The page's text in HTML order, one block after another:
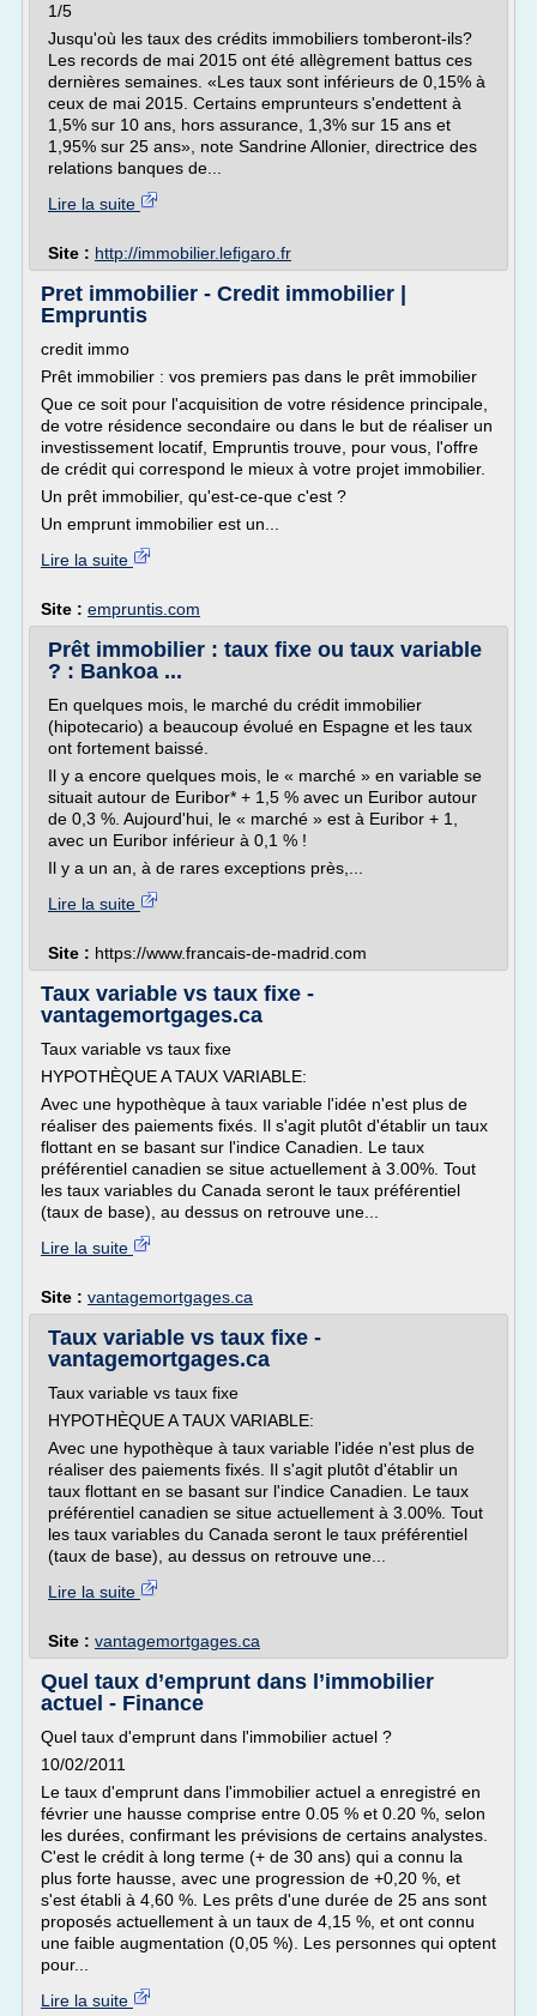
1/5
Jusqu'où les taux des crédits immobiliers tomberont-ils?
Les records de mai 2015 ont été allègrement battus ces
dernières semaines. «Les taux sont inférieurs de 0,15% à
ceux de mai 2015. Certains emprunteurs s'endettent à
1,5% sur 10 ans, hors assurance, 1,3% sur 15 ans et
1,95% sur 25 ans», note Sandrine Allonier, directrice des
relations banques de...
Lire la suite
Site : http://immobilier.lefigaro.fr
Pret immobilier - Credit immobilier |
Empruntis
credit immo
Prêt immobilier : vos premiers pas dans le prêt immobilier
Que ce soit pour l'acquisition de votre résidence principale,
de votre résidence secondaire ou dans le but de réaliser un
investissement locatif, Empruntis trouve, pour vous, l'offre
de crédit qui correspond le mieux à votre projet immobilier.
Un prêt immobilier, qu'est-ce-que c'est ?
Un emprunt immobilier est un...
Lire la suite
Site : empruntis.com
Prêt immobilier : taux fixe ou taux variable
? : Bankoa ...
En quelques mois, le marché du crédit immobilier
(hipotecario) a beaucoup évolué en Espagne et les taux
ont fortement baissé.
Il y a encore quelques mois, le « marché » en variable se
situait autour de Euribor* + 1,5 % avec un Euribor autour
de 0,3 %. Aujourd'hui, le « marché » est à Euribor + 1,
avec un Euribor inférieur à 0,1 % !
Il y a un an, à de rares exceptions près,...
Lire la suite
Site : https://www.francais-de-madrid.com
Taux variable vs taux fixe -
vantagemortgages.ca
Taux variable vs taux fixe
HYPOTHÈQUE A TAUX VARIABLE:
Avec une hypothèque à taux variable l'idée n'est plus de
réaliser des paiements fixés. Il s'agit plutôt d'établir un taux
flottant en se basant sur l'indice Canadien. Le taux
préférentiel canadien se situe actuellement à 3.00%. Tout
les taux variables du Canada seront le taux préférentiel
(taux de base), au dessus on retrouve une...
Lire la suite
Site : vantagemortgages.ca
Taux variable vs taux fixe -
vantagemortgages.ca
Taux variable vs taux fixe
HYPOTHÈQUE A TAUX VARIABLE:
Avec une hypothèque à taux variable l'idée n'est plus de
réaliser des paiements fixés. Il s'agit plutôt d'établir un
taux flottant en se basant sur l'indice Canadien. Le taux
préférentiel canadien se situe actuellement à 3.00%. Tout
les taux variables du Canada seront le taux préférentiel
(taux de base), au dessus on retrouve une...
Lire la suite
Site : vantagemortgages.ca
Quel taux d’emprunt dans l’immobilier
actuel - Finance
Quel taux d'emprunt dans l'immobilier actuel ?
10/02/2011
Le taux d'emprunt dans l'immobilier actuel a enregistré en
février une hausse comprise entre 0.05 % et 0.20 %, selon
les durées, confirmant les prévisions de certains analystes.
C'est le crédit à long terme (+ de 30 ans) qui a connu la
plus forte hausse, avec une progression de +0,20 %, et
s'est établi à 4,60 %. Les prêts d'une durée de 25 ans sont
proposés actuellement à un taux de 4,15 %, et ont connu
une faible augmentation (0,05 %). Les personnes qui optent
pour...
Lire la suite